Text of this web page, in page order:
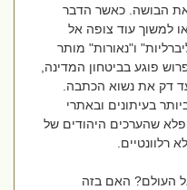
הבושה. כאשר הדבר
עוד צופה אל
ו"נאורות" מותר
פוגע בביטחון המדינה,
דק את נשוא הכתבה.
בעיתונים ובאתרי
שהערכים היהודים של
העולם? האם בזה